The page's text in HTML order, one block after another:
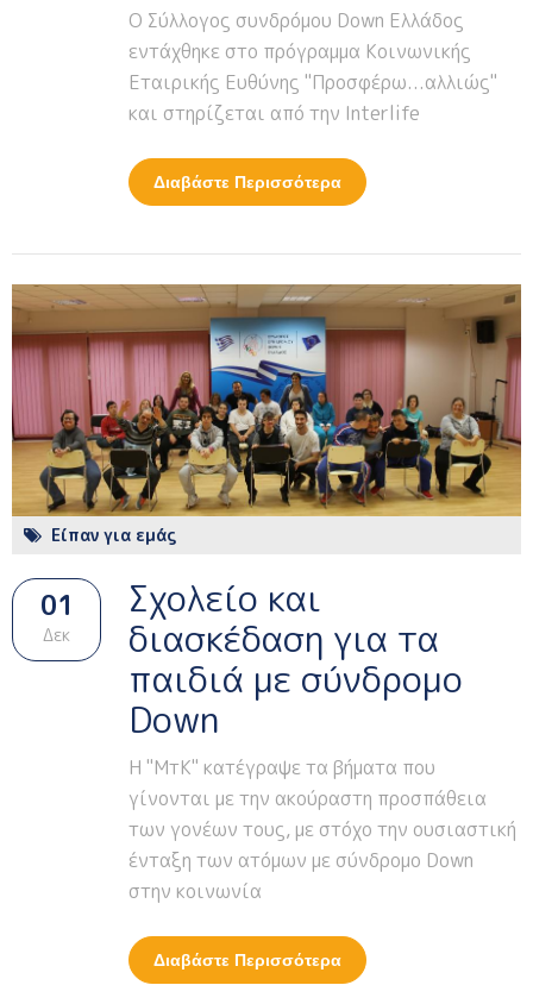
O Σύλλογος συνδρόμου Down Ελλάδος
εντάχθηκε στο πρόγραμμα Κοινωνικής
Εταιρικής Ευθύνης "Προσφέρω...αλλιώς"
και στηρίζεται από την Interlife
Διαβάστε Περισσότερα Για Στήριξη Του
Συλλόγου Συνδρόμου
Είπαν για εμάς
01
Δεκ
Σχολείο και
διασκέδαση για τα
παιδιά με σύνδρομο
Down
Η "ΜτΚ" κατέγραψε τα βήματα που
γίνονται με την ακούραστη προσπάθεια
των γονέων τους, με στόχο την ουσιαστική
ένταξη των ατόμων με σύνδρομο Down
στην κοινωνία
Διαβάστε Περισσότερα Για Σχολείο Και
Διασκέδαση Για Τα